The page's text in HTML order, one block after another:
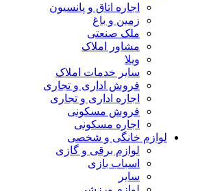
اجاره اتاق و پانسیون
زمین و باغ
ملک صنعتی
مشاور املاک
سایر خدمات املاک
فروش اداری و تجاری
اجاره اداری و تجاری
فروش مسکونی
اجاره مسکونی
خانگی و شخصی
لوازم برقی و گازی
اسباب بازی